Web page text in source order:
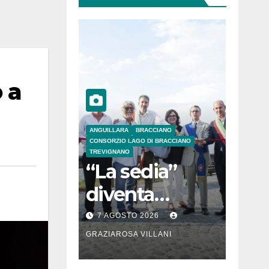
a
ANGUILLARA
BRACCIANO
CONSORZIO LAGO DI BRACCIANO
TREVIGNANO
“La sedia”
diventa
Belvedere sul
lago di
Bracciano: ieri
7 AGOSTO 2026
GRAZIAROSA VILLANI